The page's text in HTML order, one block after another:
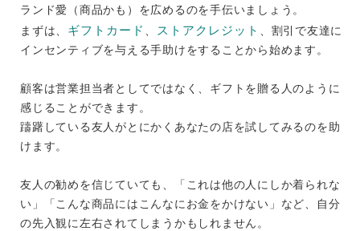
ランド愛（商品かも）を広めるのを手伝いましょう。
まずは、 ギフトカード ストアクレジット
、割引で友達に
インセンティブを与える手助けをすることから始めます。
顧客は営業担当者としてではなく、ギフトを贈る人のように
感じることができます。
躊躇している友人がとにかくあなたの店を試してみるのを助
けます。
友人の勧めを信じていても、「これは他の人にしか着られな
い」「こんな商品にはこんなにお金をかけない」など、自分
の先入観に左右されてしまうかもしれません。